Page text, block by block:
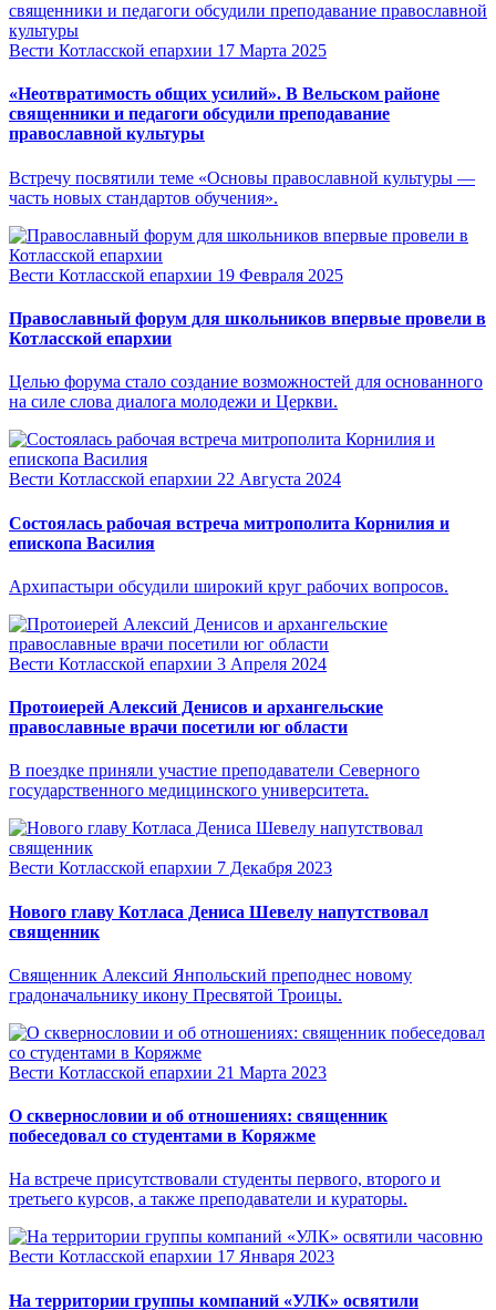
Вести Котласской епархии 17 Марта 2025
«Неотвратимость общих усилий». В Вельском районе
священники и педагоги обсудили преподавание
православной культуры
Встречу посвятили теме «Основы православной культуры —
часть новых стандартов обучения».
Вести Котласской епархии 19 Февраля 2025
Православный форум для школьников впервые провели в
Котласской епархии
Целью форума стало создание возможностей для основанного
на силе слова диалога молодежи и Церкви.
Вести Котласской епархии 22 Августа 2024
Состоялась рабочая встреча митрополита Корнилия и
епископа Василия
Архипастыри обсудили широкий круг рабочих вопросов.
Вести Котласской епархии 3 Апреля 2024
Протоиерей Алексий Денисов и архангельские
православные врачи посетили юг области
В поездке приняли участие преподаватели Северного
государственного медицинского университета.
Вести Котласской епархии 7 Декабря 2023
Нового главу Котласа Дениса Шевелу напутствовал
священник
Священник Алексий Янпольский преподнес новому
градоначальнику икону Пресвятой Троицы.
Вести Котласской епархии 21 Марта 2023
О сквернословии и об отношениях: священник
побеседовал со студентами в Коряжме
На встрече присутствовали студенты первого, второго и
третьего курсов, а также преподаватели и кураторы.
Вести Котласской епархии 17 Января 2023
На территории группы компаний «УЛК» освятили